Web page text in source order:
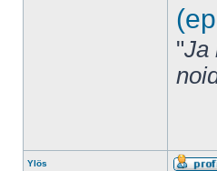
"Ja
Ylös